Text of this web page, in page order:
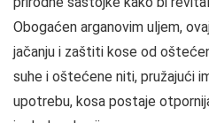
Obogaćen arganovim uljem,
jačanju i zaštiti kose od
suhe i oštećene niti, pružajući
upotrebu, kosa postaje